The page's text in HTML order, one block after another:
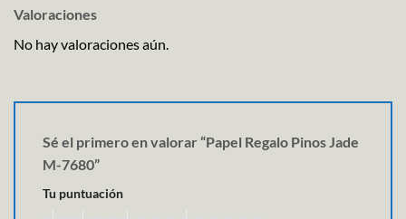
Valoraciones
No hay valoraciones aún.
Sé el primero en valorar “Papel Regalo Pinos Jade
M-7680”
Tu puntuación